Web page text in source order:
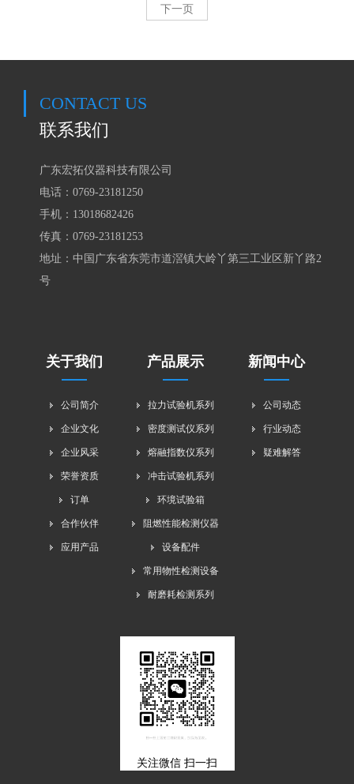
下一页
CONTACT US
联系我们
广东宏拓仪器科技有限公司
电话：0769-23181250
手机： 13018682426
传真：0769-23181253
地址：中国广东省东莞市道滘镇大岭丫第三工业区新丫路2
号
关于我们
公司简介
企业文化
企业风采
荣誉资质
订单
合作伙伴
应用产品
产品展示
拉力试验机系列
密度测试仪系列
熔融指数仪系列
冲击试验机系列
环境试验箱
阻燃性能检测仪器
设备配件
常用物性检测设备
耐磨耗检测系列
新闻中心
公司动态
行业动态
疑难解答
关注微信 扫一扫